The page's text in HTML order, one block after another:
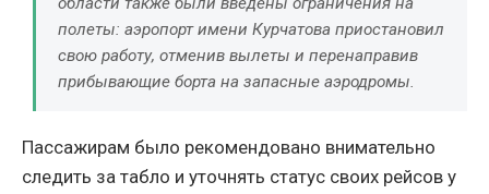
полеты: аэропорт имени Курчатова приостановил
свою работу, отменив вылеты и перенаправив
прибывающие борта на запасные аэродромы.
Пассажирам было рекомендовано внимательно
следить за табло и уточнять статус своих рейсов у